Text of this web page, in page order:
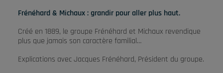
Frénéhard & Michaux : grandir pour aller plus haut.
Créé en 1889, le groupe Frénéhard et Michaux revendique
plus que jamais son caractère familial…
Explications avec Jacques Frénéhard, Président du groupe.